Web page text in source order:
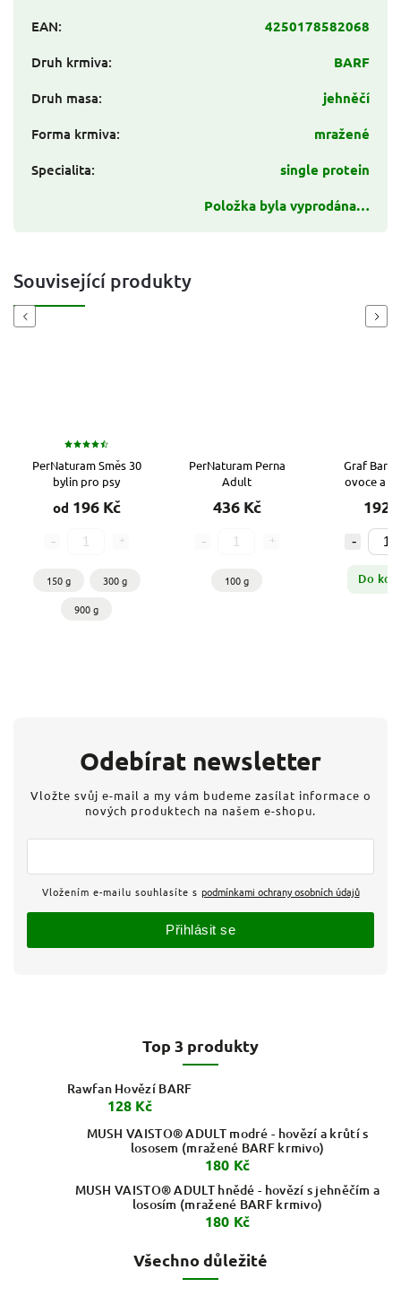
EAN:
4250178582068
Druh krmiva:
BARF
Druh masa:
jehněčí
Forma krmiva:
mražené
Specialita:
single protein
Položka byla vyprodána…
Související produkty
Previous
PerNaturam Směs 30
bylin pro psy
od 196 Kč
150 g
300 g
900 g
PerNaturam Perna
Adult
436 Kč
100 g
Graf
ovoce a
192
Do
Next
Top 3 produkty
Rawfan Hovězí BARF
128 Kč
MUSH VAISTO® ADULT modré - hovězí a krůtí s
lososem (mražené BARF krmivo)
180 Kč
MUSH VAISTO® ADULT hnědé - hovězí s jehněčím a
lososím (mražené BARF krmivo)
180 Kč
Všechno důležité
Odebírat newsletter
Vložte svůj e-mail a my vám budeme zasílat informace o
nových produktech na našem e-shopu.
Vložením e-mailu souhlasíte s podmínkami ochrany osobních údajů
Přihlásit se